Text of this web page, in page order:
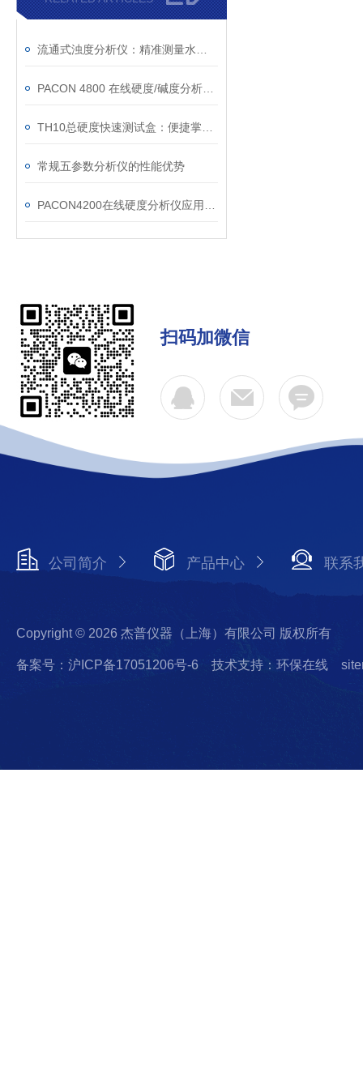
常规五参数分析仪的性能优势
扫码加微信
公司简介 产品中心 联系
Copyright © 2026 杰普仪器（上海）有限公司 版权所有
备案号：沪ICP备17051206号-6 技术支持：环保在线